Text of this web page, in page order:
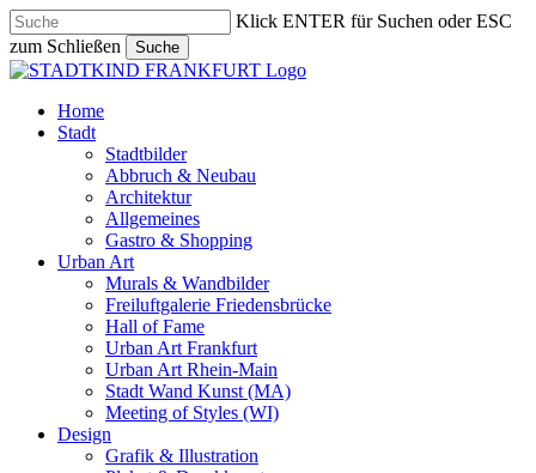
Skip
to
main
content
Klick ENTER für Suchen oder ESC
zum Schließen
Suche
Close
search
Menu
Home
Stadt
Stadtbilder
Abbruch & Neubau
Architektur
Allgemeines
Gastro & Shopping
Urban Art
Murals & Wandbilder
Freiluftgalerie Friedensbrücke
Hall of Fame
Urban Art Frankfurt
Urban Art Rhein-Main
Stadt Wand Kunst (MA)
Meeting of Styles (WI)
Design
Grafik & Illustration